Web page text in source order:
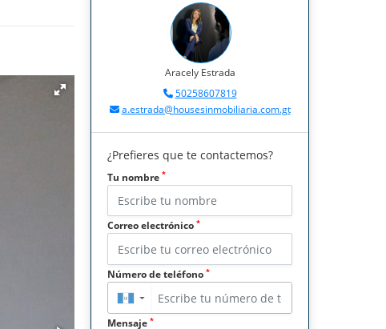
Aracely Estrada
50258607819
a.estrada@housesinmobiliaria.com.gt
¿Prefieres que te contactemos?
Tu nombre *
Correo electrónico *
Número de teléfono *
▼
Mensaje *